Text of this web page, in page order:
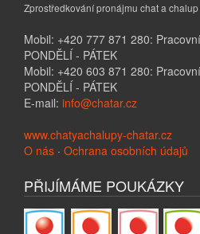
Zprostředkování pronájmu chat a
Mobil: +420 777 871 280:
PONDĚLÍ - PÁTEK
Mobil: +420 603 871 280:
PONDĚLÍ - PÁTEK
E-mail: info@chatar.cz
www.chatyachalupy-chatar.cz
O nás · Ochrana osobních údajů
PŘIJÍMÁME POUKÁZKY